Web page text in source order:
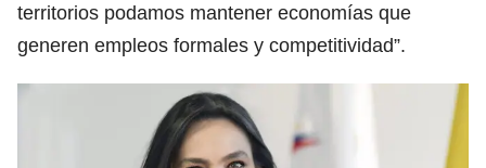
territorios podamos mantener economías que
generen empleos formales y competitividad”.